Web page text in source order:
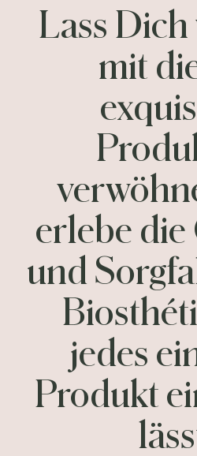
Lass Dich
mit
erlebe
und
jedes
Produkt